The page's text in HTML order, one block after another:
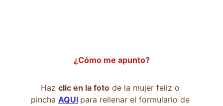
¿Cómo me apunto?
Haz clic en la foto de la mujer feliz o
pincha AQUI para rellenar el formulario de